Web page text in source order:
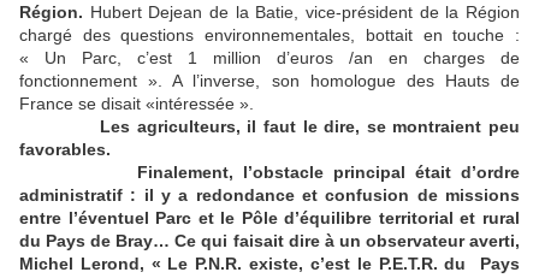
Région. Hubert Dejean de la Batie, vice-président de la Région
chargé des questions environnementales, bottait en touche :
« Un Parc, c’est 1 million d’euros /an en charges de
fonctionnement ». A l’inverse, son homologue des Hauts de
France se disait «intéressée ».
Les agriculteurs, il faut le dire, se montraient peu
favorables.
Finalement, l’obstacle principal était d’ordre
administratif : il y a redondance et confusion de missions
entre l’éventuel Parc et le Pôle d’équilibre territorial et rural
du Pays de Bray… Ce qui faisait dire à un observateur averti,
Michel Lerond, « Le P.N.R. existe, c’est le P.E.T.R. du Pays